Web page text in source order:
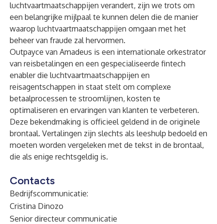
luchtvaartmaatschappijen verandert, zijn we trots om
een belangrijke mijlpaal te kunnen delen die de manier
waarop luchtvaartmaatschappijen omgaan met het
beheer van fraude zal hervormen.
Outpayce van Amadeus is een internationale orkestrator
van reisbetalingen en een gespecialiseerde fintech
enabler die luchtvaartmaatschappijen en
reisagentschappen in staat stelt om complexe
betaalprocessen te stroomlijnen, kosten te
optimaliseren en ervaringen van klanten te verbeteren.
Deze bekendmaking is officieel geldend in de originele
brontaal. Vertalingen zijn slechts als leeshulp bedoeld en
moeten worden vergeleken met de tekst in de brontaal,
die als enige rechtsgeldig is.
Contacts
Bedrijfscommunicatie:
Cristina Dinozo
Senior directeur communicatie